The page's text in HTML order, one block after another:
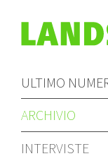
ULTIMO
ARCHIVIO
INTERVISTE